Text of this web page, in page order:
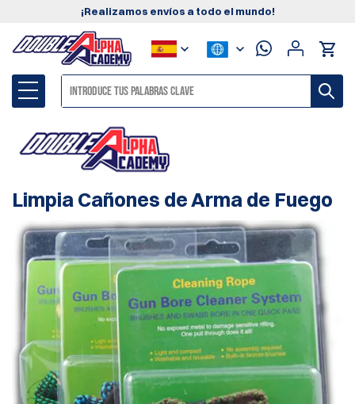
¡Realizamos envíos a todo el mundo!
Limpia Cañones de Arma de Fuego